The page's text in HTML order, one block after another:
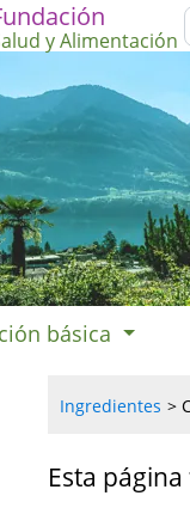
y Alimentación
básica
Ingredientes
Esta